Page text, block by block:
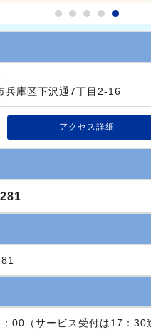
兵庫区下沢通7丁目2-16
アクセス詳細
00（サービス受付は17：30